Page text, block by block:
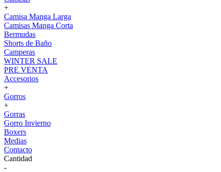
+
Camisa Manga Larga
Camisas Manga Corta
Bermudas
Shorts de Baño
Camperas
WINTER SALE
PRE VENTA
Accesorios
+
Gorros
+
Gorras
Gorro Invierno
Boxers
Medias
Contacto
Cantidad
-